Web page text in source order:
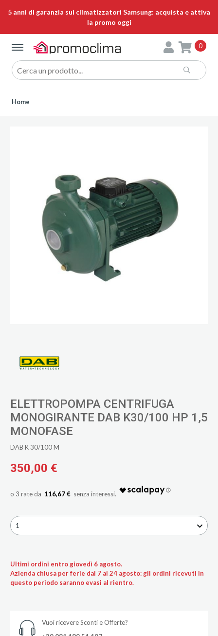
5 anni di garanzia sui climatizzatori Samsung: acquista e attiva
la promo oggi
0
Home
ELETTROPOMPA CENTRIFUGA
MONOGIRANTE DAB K30/100 HP 1,5
MONOFASE
DAB K 30/100 M
350,00 €
116,67 €
1
Ultimi ordini entro giovedì 6 agosto.
Azienda chiusa per ferie dal 7 al 24 agosto: gli ordini ricevuti in
questo periodo saranno evasi al rientro.
Vuoi ricevere Sconti e Offerte?